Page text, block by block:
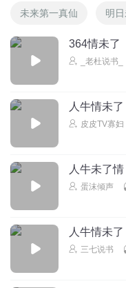
未来第一真仙 明
364情未了
_老杜说书_
人牛情未了
皮皮TV寡妇
人牛未了情
蛋沫倾声
人牛情未了
三七说书